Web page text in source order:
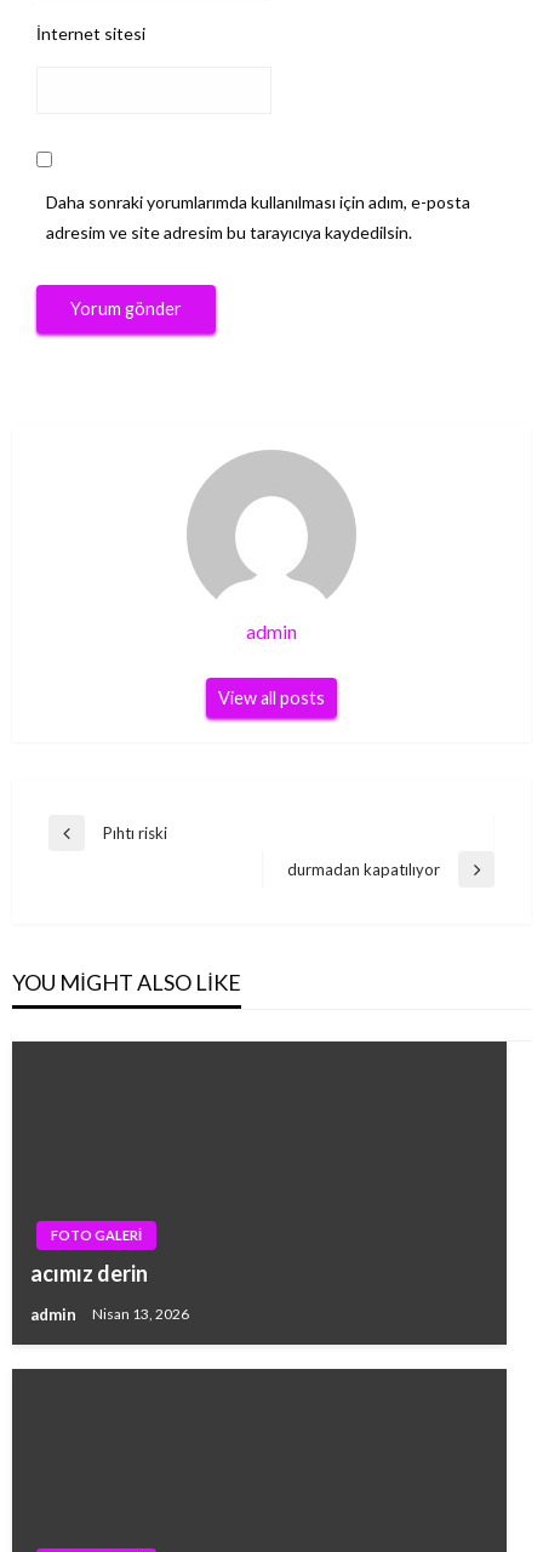
İnternet sitesi
Daha sonraki yorumlarımda kullanılması için adım, e-posta
adresim ve site adresim bu tarayıcıya kaydedilsin.
admin
View all posts
Yazı
Previous
Pıhtı riski
Next
durmadan kapatılıyor
YOU MIGHT ALSO LIKE
FOTO GALERİ
acımız derin
admin Nisan 13, 2026